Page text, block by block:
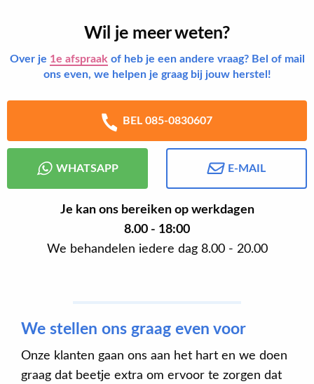
Wil je meer weten?
Over je 1e afspraak of heb je een andere vraag? Bel of mail
ons even, we helpen je graag bij jouw herstel!
BEL 085-0830607
WHATSAPP E-MAIL
Je kan ons bereiken op werkdagen
8.00 - 18:00
We behandelen iedere dag 8.00 - 20.00
We stellen ons graag even voor
Onze klanten gaan ons aan het hart en we doen
graag dat beetje extra om ervoor te zorgen dat